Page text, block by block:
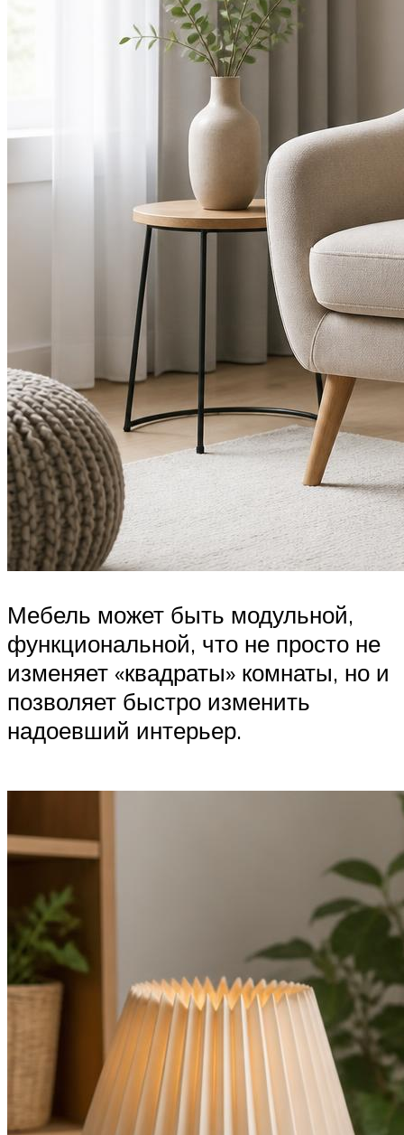
Мебель может быть модульной,
функциональной, что не просто не
изменяет «квадраты» комнаты, но и
позволяет быстро изменить
надоевший интерьер.